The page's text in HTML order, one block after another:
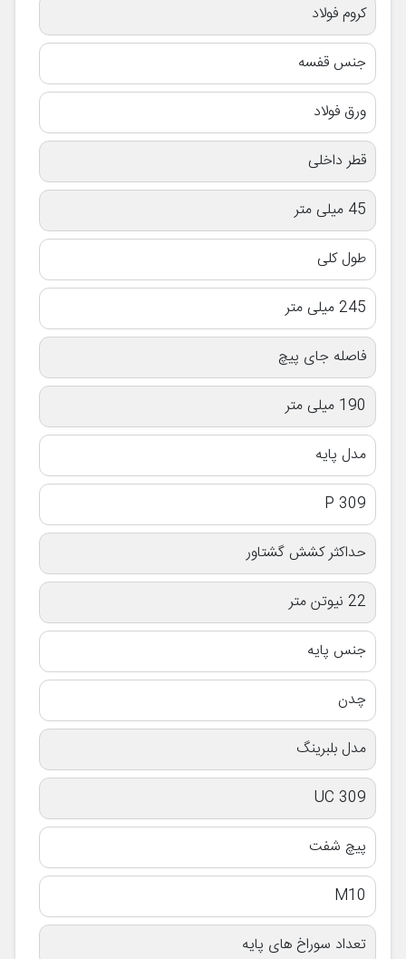
کروم فولاد
جنس قفسه
ورق فولاد
قطر داخلی
45 میلی متر
طول کلی
245 میلی متر
فاصله جای پیچ
190 میلی متر
مدل پایه
P 309
حداکثر کشش گشتاور
22 نیوتن متر
جنس پایه
چدن
مدل بلبرینگ
UC 309
پیچ شفت
M10
تعداد سوراخ های پایه